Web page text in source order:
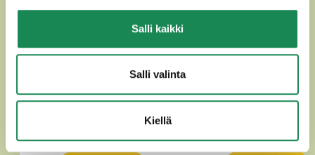
Salli kaikki
Salli valinta
Kiellä
GOUDA n. 400g PIPPURIGOUDA